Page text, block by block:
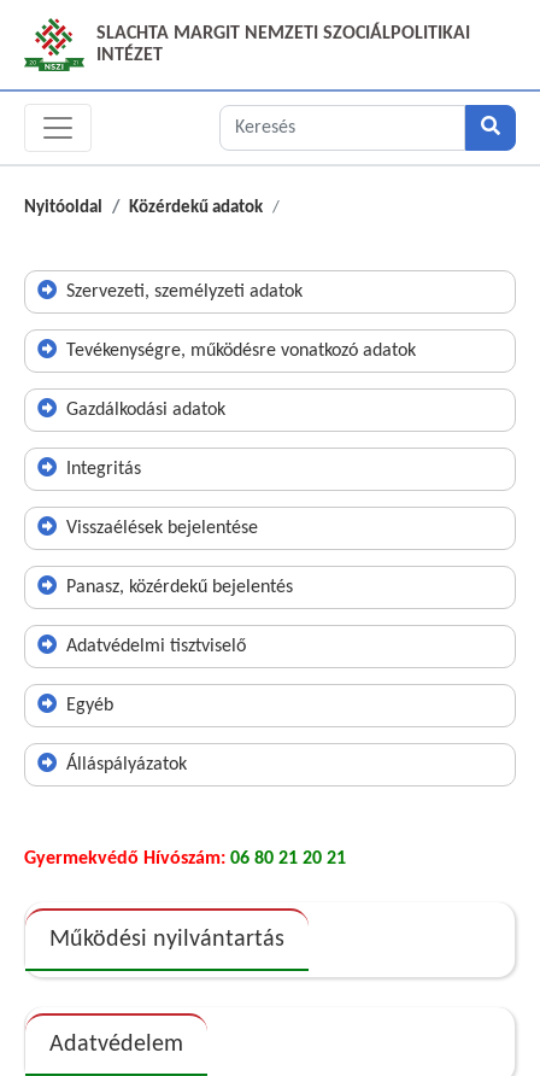
SLACHTA MARGIT NEMZETI SZOCIÁLPOLITIKAI
INTÉZET
Nyitóoldal Közérdekű adatok
Szervezeti, személyzeti adatok
Tevékenységre, működésre vonatkozó adatok
Gazdálkodási adatok
Integritás
Visszaélések bejelentése
Panasz, közérdekű bejelentés
Adatvédelmi tisztviselő
Egyéb
Álláspályázatok
Gyermekvédő Hívószám: 06 80 21 20 21
Működési nyilvántartás
Adatvédelem